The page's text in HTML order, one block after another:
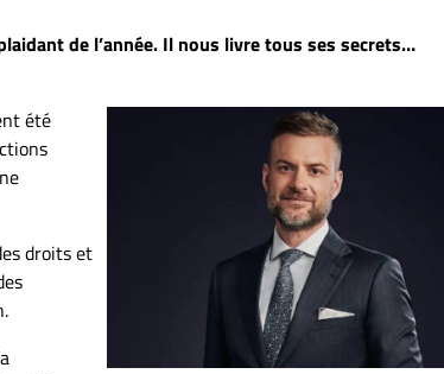
de l’année. Il nous livre tous ses secrets…
été
droits et